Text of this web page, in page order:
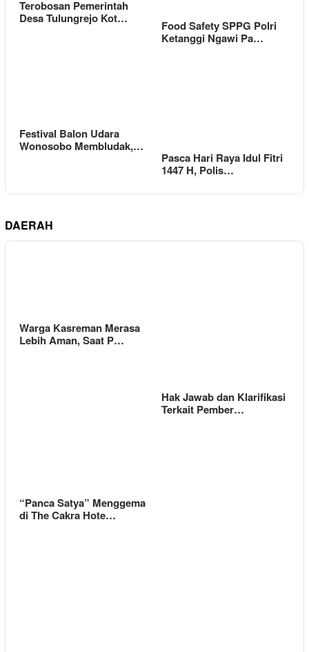
Terobosan Pemerintah
Desa Tulungrejo Kot…
Food Safety SPPG Polri
Ketanggi Ngawi Pa…
Festival Balon Udara
Wonosobo Membludak,…
Pasca Hari Raya Idul Fitri
1447 H, Polis…
DAERAH
Warga Kasreman Merasa
Lebih Aman, Saat P…
Hak Jawab dan Klarifikasi
Terkait Pember…
“Panca Satya” Menggema
di The Cakra Hote…